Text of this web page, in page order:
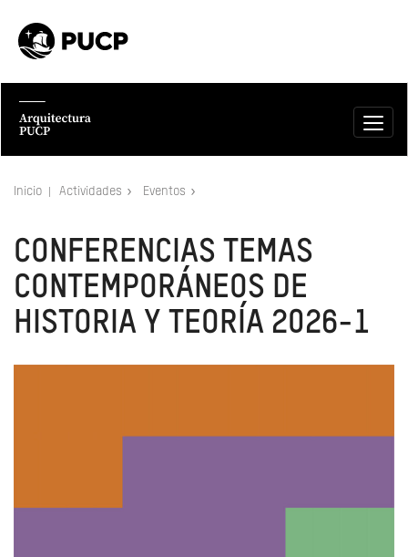
Inicio Actividades Eventos
CONFERENCIAS TEMAS
CONTEMPORÁNEOS DE
HISTORIA Y TEORÍA 2026-1